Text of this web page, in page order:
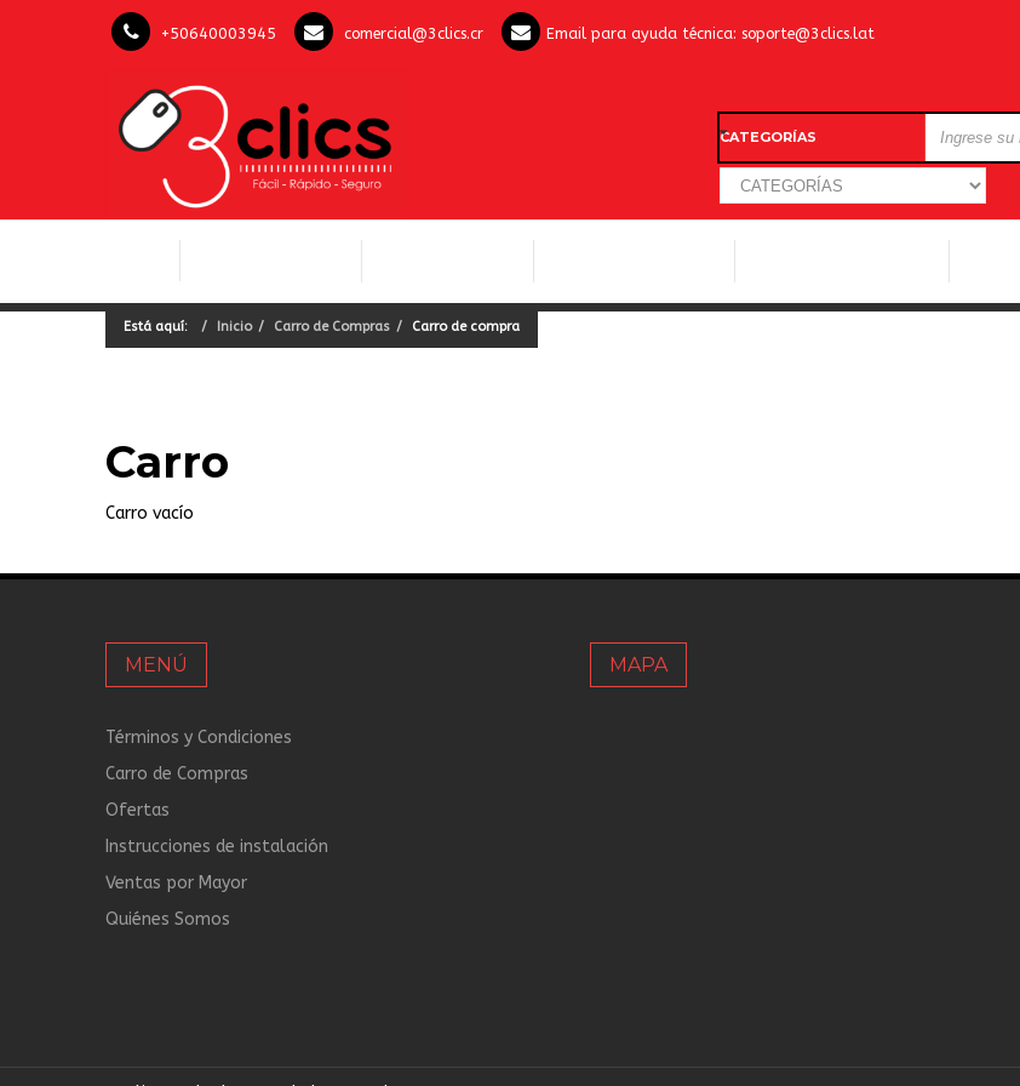
+50640003945 comercial@3clics.cr Email para ayuda técnica: soporte@3clics.lat
CATEGORÍAS
Está aquí: Inicio Carro de Compras Carro de compra
Carro
Carro vacío
MENÚ
Términos y Condiciones
Carro de Compras
Ofertas
Instrucciones de instalación
Ventas por Mayor
Quiénes Somos
MAPA